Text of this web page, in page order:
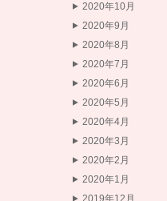
2020年10月
2020年9月
2020年8月
2020年7月
2020年6月
2020年5月
2020年4月
2020年3月
2020年2月
2020年1月
2019年12月